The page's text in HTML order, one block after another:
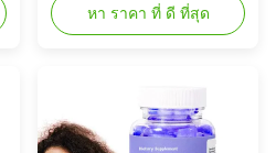
Product Overview Premium
biotin gummies formulated for
expertly crafted with high-
potency biotin (Vitamin B7) to
หา ราคา ที่ ดี ที่สุด